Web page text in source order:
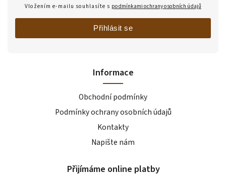
Informace
Obchodní podmínky
Podmínky ochrany osobních údajů
Kontakty
Napište nám
Přijímáme online platby
Vložením e-mailu souhlasíte s podmínkami ochrany osobních údajů
Přihlásit se